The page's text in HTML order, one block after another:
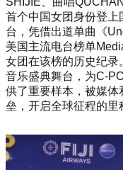
首个中国女团身份登上
台，凭借出道单曲《
美国主流电台榜单
女团在该榜的历史纪
音乐盛典舞台，为C-
供了重要样本，被媒
垒，开启全球征程的里